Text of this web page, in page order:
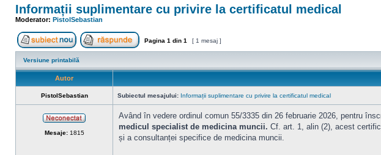
Informații suplimentare cu privire la certificatul medical
Moderator: PistolSebastian
Scrie un subiect nou Răspunde la subiect
Pagina 1 din 1 [ 1 mesaj ]
Versiune printabilă
Autor
PistolSebastian Subiectul mesajului: Informații suplimentare cu privire la certificatul medical
Mesaje:1815
Având în vedere ordinul comun 55/3335 din 26 februarie 2026, pentru
medicul specialist de medicina muncii. Cf. art. 1, alin (2), acest
și a consultanței specifice de medicina muncii.